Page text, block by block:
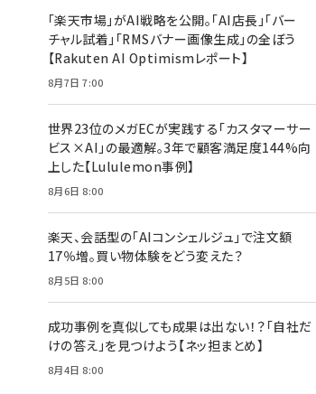
「楽天市場」がAI戦略を公開。「AI店長」「バー
チャル試着」「RMSバナー画像生成」の全ぼう
【Rakuten AI Optimismレポート】
8月7日 7:00
世界23位のメガECが実践する「カスタマーサー
ビス×AI」の最適解。3年で顧客満足度144%向
上した【Lululemon事例】
8月6日 8:00
楽天、会話型の「AIコンシェルジュ」で注文額
17％増。買い物体験をどう変えた？
8月5日 8:00
成功事例を真似しても成果は出ない！？「自社だ
けの答え」を見つけよう【ネッ担まとめ】
8月4日 8:00